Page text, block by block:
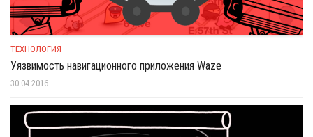
ТЕХНОЛОГИЯ
Уязвимость навигационного приложения Waze
30.04.2016